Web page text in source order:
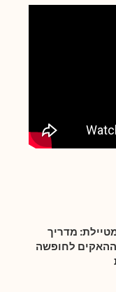
מדריך
ההאקים לחופשה